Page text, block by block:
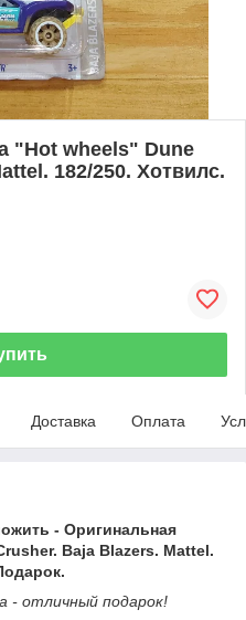
"Hot wheels" Dune
182/250. Хотвилс.
Доставка Оплата
- Оригинальная
Baja Blazers. Mattel.
- отличный подарок!